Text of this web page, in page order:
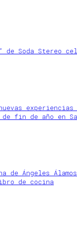
de Soda Stereo
nuevas
fin de año en
de Ángeles
de cocina